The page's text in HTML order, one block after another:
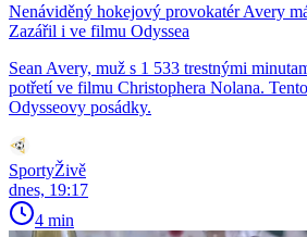
Nenáviděný hokejový provokatér Avery
Zazářil i ve filmu Odyssea
Sean Avery, muž s 1 533 trestnými
potřetí ve filmu Christophera Nolana.
Odysseovy posádky.
SportyŽivě
dnes, 19:17
4 min